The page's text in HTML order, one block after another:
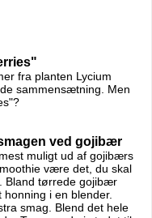
fra planten Lycium
sammensætning. Men
ved gojibær
muligt ud af gojibærs
være det, du skal
Bland tørrede gojibær
i en blender.
smag. Blend det hele